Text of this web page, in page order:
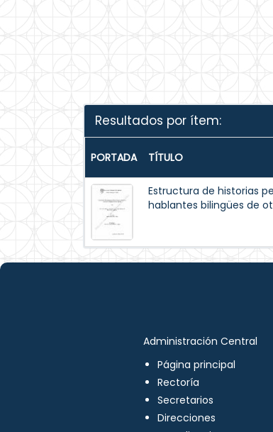
Resultados por ítem:
PORTADA TÍTULO
Estructura de historias
hablantes bilingües de
Administración Central
Página principal
Rectoría
Secretarios
Direcciones